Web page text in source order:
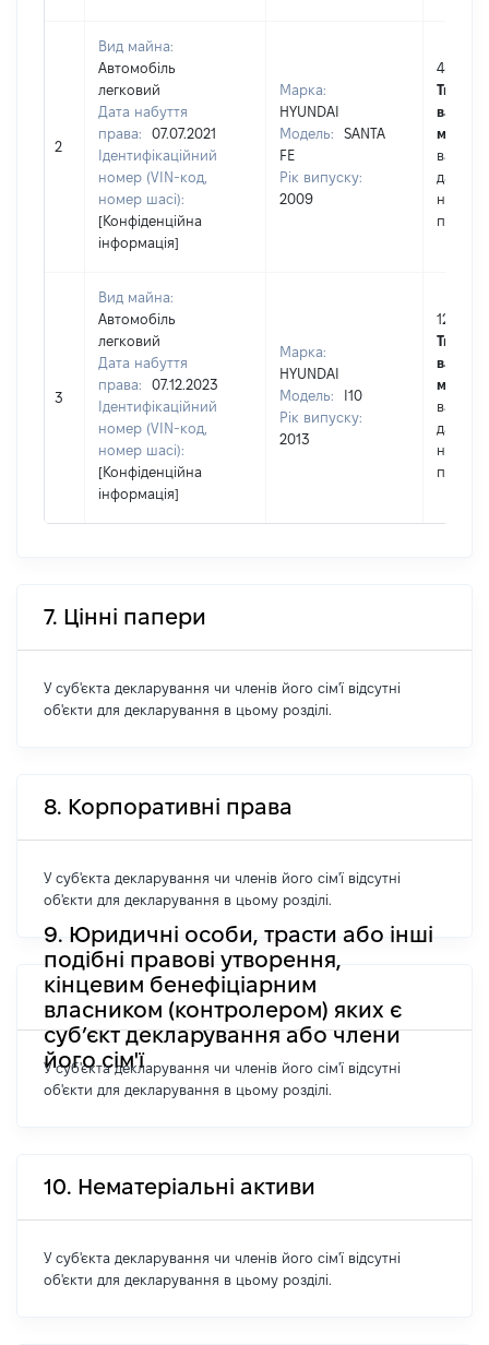
2
Вид майна:
Автомобіль
легковий
Дата набуття
права:
07.07.2021
Ідентифікаційний
номер (VIN-код,
номер шасі):
[Конфіденційна
інформація]
Марка:
HYUNDAI
Модель:
SANTA
FE
Рік випуску:
2009
48200
Тип
майна:
дату
набуття
права
3
Вид майна:
Автомобіль
легковий
Дата набуття
права:
07.12.2023
Ідентифікаційний
номер (VIN-код,
номер шасі):
[Конфіденційна
інформація]
Марка:
HYUNDAI
Модель:
I10
Рік випуску:
2013
120000
Тип
майна:
дату
набуття
права
7. Цінні папери
У суб'єкта декларування чи членів його сім'ї відсутні
об'єкти для декларування в цьому розділі.
8. Корпоративні права
У суб'єкта декларування чи членів його сім'ї відсутні
об'єкти для декларування в цьому розділі.
9. Юридичні особи, трасти або інші
подібні правові утворення,
кінцевим бенефіціарним
власником (контролером) яких є
суб’єкт декларування або члени
його сім'ї
У суб'єкта декларування чи членів його сім'ї відсутні
об'єкти для декларування в цьому розділі.
10. Нематеріальні активи
У суб'єкта декларування чи членів його сім'ї відсутні
об'єкти для декларування в цьому розділі.